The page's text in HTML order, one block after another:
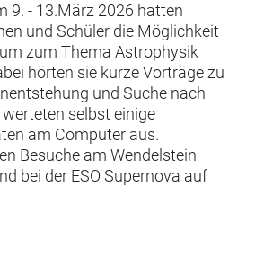
9. - 13.März 2026 hatten
und Schüler die Möglichkeit
zum Thema Astrophysik
hörten sie kurze Vorträge zu
und Suche nach
selbst einige
am Computer aus.
Besuche am Wendelstein
bei der ESO Supernova auf